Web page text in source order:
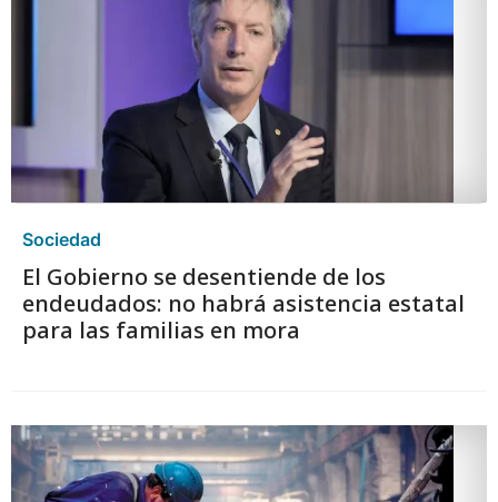
Sociedad
El Gobierno se desentiende de los
endeudados: no habrá asistencia estatal
para las familias en mora